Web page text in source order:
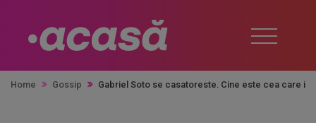
Home Gossip Gabriel Soto se casatoreste. Cine este cea care i-